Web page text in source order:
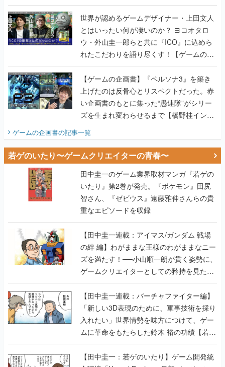
世界が認めるゲームデザイナー・上田文人
とはいったい何が凄いのか？ ヨコオタロ
ウ・外山圭一郎らと共に『ICO』に込めら
れたこだわりを語り尽くす！【ゲームの企
画書】
【ゲームの企画書】『ペルソナ3』を築き
上げたのは反骨心とリスペクトだった。赤
い企画書のもとに集った“愚連隊”がシリー
ズを生まれ変わらせるまで【橋野桂インタ
ゲームの企画書の記事一覧
若ゲのいたり〜ゲームクリエイターの青春〜
田中圭一のゲーム業界取材マンガ『若ゲの
いたり』第2巻が発売。『ポケモン』田尻
智さん、『ゼビウス』遠藤雅伸さんらの貴
重なエピソードを収録
【田中圭一連載：アイマス/ガンダム 戦場
の絆 編】わがままな王様のわがままなニー
ズを満たす！──小山順一朗が貫く姿勢に、
ゲームクリエイターとしての矜持を見た
【若ゲのいたり最終回】
【田中圭一連載：バーチャファイター編】
「新しい3D表現のために、軍事技術を採り
入れたい」世界情勢を味方につけて、ゲー
ムに革命をもたらした鈴木 裕の功績【若ゲ
のいたり】
【田中圭一：若ゲのいたり】ゲーム開発統